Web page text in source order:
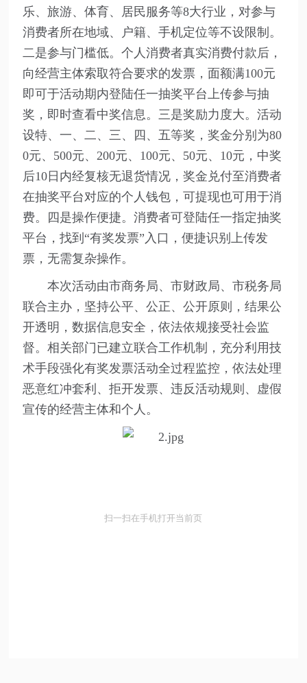
乐、旅游、体育、居民服务等8大行业，对参与
消费者所在地域、户籍、手机定位等不设限制。
二是参与门槛低。个人消费者真实消费付款后，
向经营主体索取符合要求的发票，面额满100元
即可于活动期内登陆任一抽奖平台上传参与抽
奖，即时查看中奖信息。三是奖励力度大。活动
设特、一、二、三、四、五等奖，奖金分别为80
0元、500元、200元、100元、50元、10元，中奖
后10日内经复核无退货情况，奖金兑付至消费者
在抽奖平台对应的个人钱包，可提现也可用于消
费。四是操作便捷。消费者可登陆任一指定抽奖
平台，找到“有奖发票”入口，便捷识别上传发
票，无需复杂操作。
本次活动由市商务局、市财政局、市税务局
联合主办，坚持公平、公正、公开原则，结果公
开透明，数据信息安全，依法依规接受社会监
督。相关部门已建立联合工作机制，充分利用技
术手段强化有奖发票活动全过程监控，依法处理
恶意红冲套利、拒开发票、违反活动规则、虚假
宣传的经营主体和个人。
扫一扫在手机打开当前页